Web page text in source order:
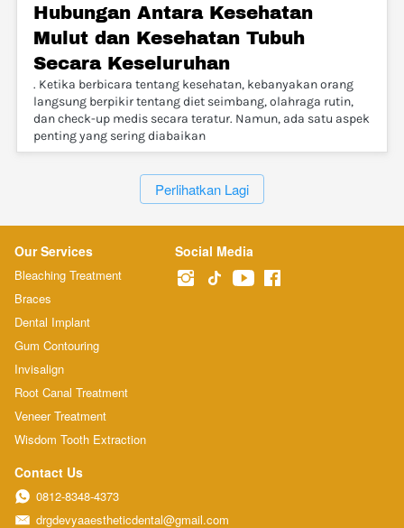
Hubungan Antara Kesehatan
Mulut dan Kesehatan Tubuh
Secara Keseluruhan
. Ketika berbicara tentang kesehatan, kebanyakan orang
langsung berpikir tentang diet seimbang, olahraga rutin,
dan check-up medis secara teratur. Namun, ada satu aspek
penting yang sering diabaikan
`Perlihatkan Lagi
Our Services
Bleaching Treatment
Braces
Dental Implant
Gum Contouring
Invisalign
Root Canal Treatment
Veneer Treatment
Wisdom Tooth Extraction
Social Media
Contact Us
0812-8348-4373
drgdevyaaestheticdental@gmail.com